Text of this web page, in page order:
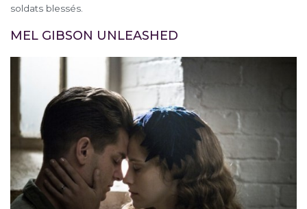
soldats blessés.
MEL GIBSON UNLEASHED